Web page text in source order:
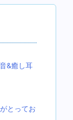
&癒し耳
とってお